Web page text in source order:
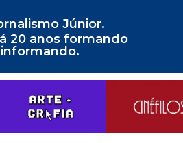
Júnior.
20 anos formando